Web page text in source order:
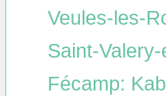
Veules-les-
Saint-
Fécamp: